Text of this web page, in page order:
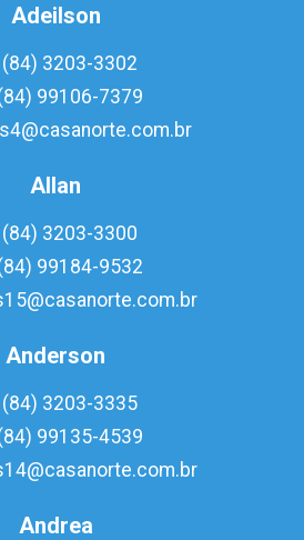
Adeilson
(84) 3203-3302
99106-7379
Allan
(84) 3203-3300
99184-9532
Anderson
(84) 3203-3335
99135-4539
Andrea